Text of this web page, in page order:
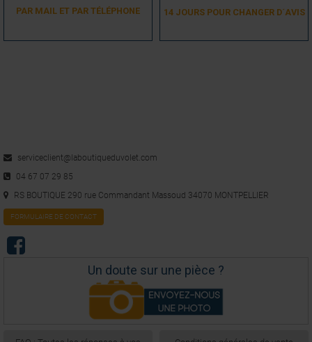
PAR MAIL ET PAR TÉLÉPHONE
14 JOURS POUR CHANGER D´AVIS
serviceclient@laboutiqueduvolet.com
04 67 07 29 85
RS BOUTIQUE 290 rue Commandant Massoud 34070 MONTPELLIER
FORMULAIRE DE CONTACT
Un doute sur une pièce ?